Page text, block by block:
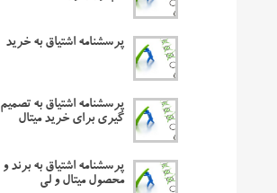
پرسشنامه اشتیاق به خرید
پرسشنامه اشتیاق به تصمیم
گیری برای خرید میتال
پرسشنامه اشتیاق به برند و
محصول میتال و لی